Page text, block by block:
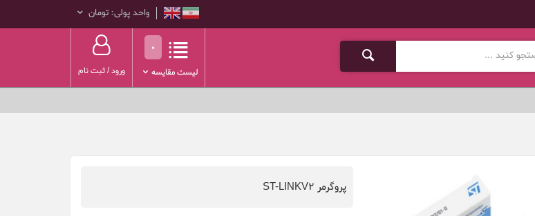
واحد پولی: تومان
ورود/ثبت نام
0
لیست مقایسه
پروگرمر ST-LINKV2